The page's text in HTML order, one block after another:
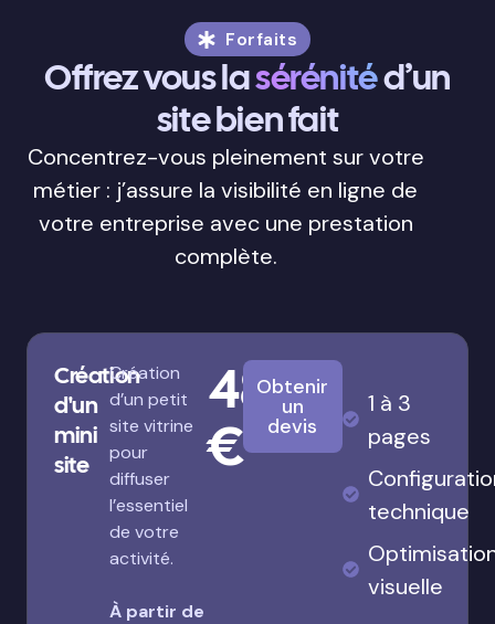
Forfaits
Offrez vous lasérénitéd’un
site bien fait
Concentrez-vous pleinement sur votre
métier : j’assure la visibilité en ligne de
votre entreprise avec une prestation
complète.
Création
d'un
mini
site
Création
d’un petit
site vitrine
pour
diffuser
l’essentiel
de votre
activité.
À partir de
480
€
Obtenir
un
devis
1 à 3
pages
technique
visuelle